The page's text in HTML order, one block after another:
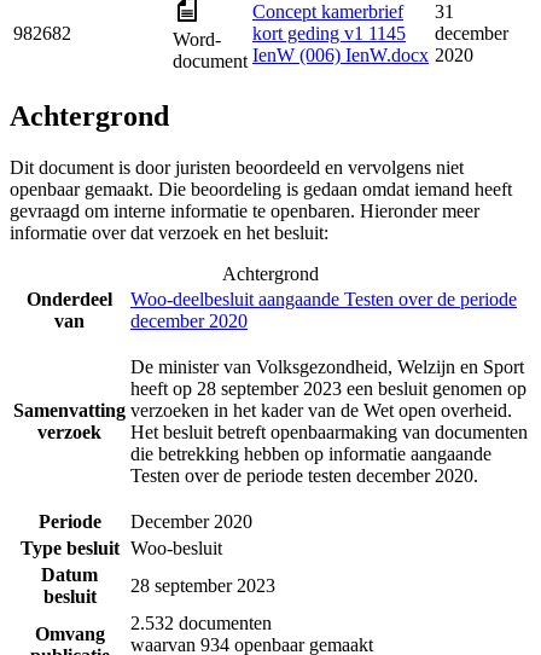
982682
Word-
document
Concept kamerbrief
kort geding v1 1145
IenW (006) IenW.docx
31
december
2020
Achtergrond
Dit document is door juristen beoordeeld en vervolgens niet
openbaar gemaakt. Die beoordeling is gedaan omdat iemand heeft
gevraagd om interne informatie te openbaren. Hieronder meer
informatie over dat verzoek en het besluit:
Achtergrond
Onderdeel
van
Woo-deelbesluit aangaande Testen over de periode
december 2020
Samenvatting
verzoek
De minister van Volksgezondheid, Welzijn en Sport
heeft op 28 september 2023 een besluit genomen op
verzoeken in het kader van de Wet open overheid.
Het besluit betreft openbaarmaking van documenten
die betrekking hebben op informatie aangaande
Testen over de periode testen december 2020.
Periode
December 2020
Type besluit Woo-besluit
Datum
besluit
28 september 2023
Omvang
2.532 documenten
waarvan 934 openbaar gemaakt